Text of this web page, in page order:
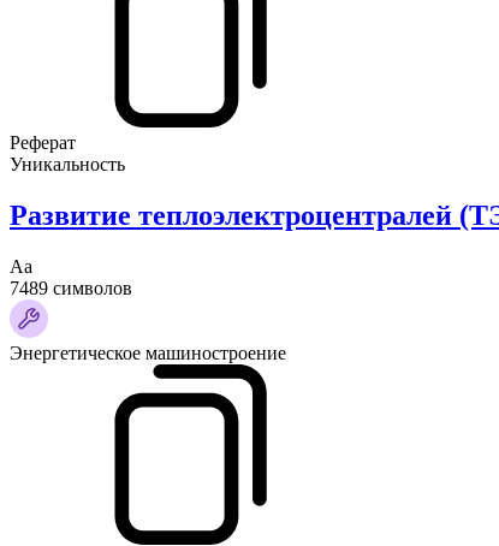
Реферат
Уникальность
Развитие теплоэлектроцентралей
Аа
7489 символов
Энергетическое машиностроение